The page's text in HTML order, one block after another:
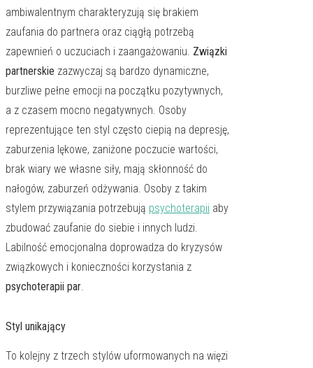
ambiwalentnym charakteryzują się brakiem
zaufania do partnera oraz ciągłą potrzebą
zapewnień o uczuciach i zaangażowaniu. Związki
partnerskie zazwyczaj są bardzo dynamiczne,
burzliwe pełne emocji na początku pozytywnych,
a z czasem mocno negatywnych. Osoby
reprezentujące ten styl często ciepią na depresję,
zaburzenia lękowe, zaniżone poczucie wartości,
brak wiary we własne siły, mają skłonność do
nałogów, zaburzeń odżywania. Osoby z takim
stylem przywiązania potrzebują psychoterapii aby
zbudować zaufanie do siebie i innych ludzi.
Labilność emocjonalna doprowadza do kryzysów
związkowych i konieczności korzystania z
psychoterapii par.
Styl unikający
To kolejny z trzech stylów uformowanych na więzi